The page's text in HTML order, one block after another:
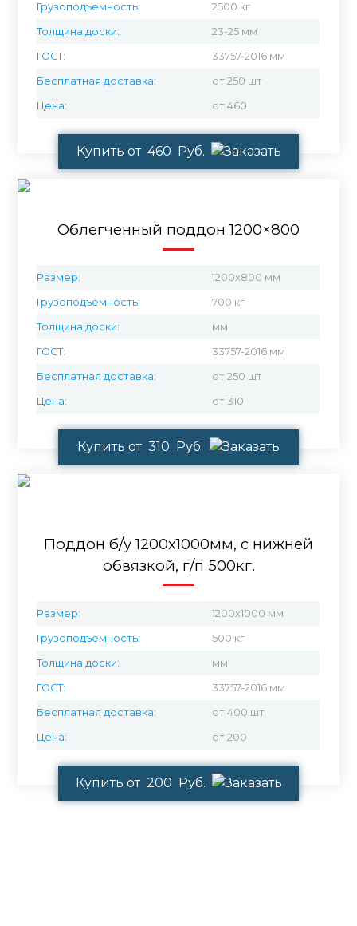
Грузоподъемность: 2500 кг
Толщина доски: 23-25 мм
ГОСТ: 33757-2016 мм
Бесплатная доставка: от 250 шт
Цена: от 460
Купить от 460 Руб.
Облегченный поддон 1200×800
Размер: 1200х800 мм
Грузоподъемность: 700 кг
Толщина доски: мм
ГОСТ: 33757-2016 мм
Бесплатная доставка: от 250 шт
Цена: от 310
Купить от 310 Руб.
Поддон б/у 1200х1000мм, с нижней
обвязкой, г/п 500кг.
Размер: 1200x1000 мм
Грузоподъемность: 500 кг
Толщина доски: мм
ГОСТ: 33757-2016 мм
Бесплатная доставка: от 400 шт
Цена: от 200
Купить от 200 Руб.